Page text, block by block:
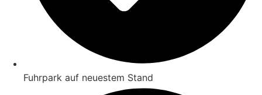
Fuhrpark auf neuestem Stand